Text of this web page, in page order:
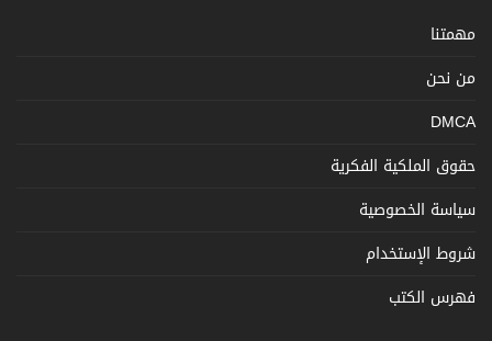
مهمتنا
من نحن
DMCA
حقوق الملكية الفكرية
سياسة الخصوصية
شروط الإستخدام
فهرس الكتب